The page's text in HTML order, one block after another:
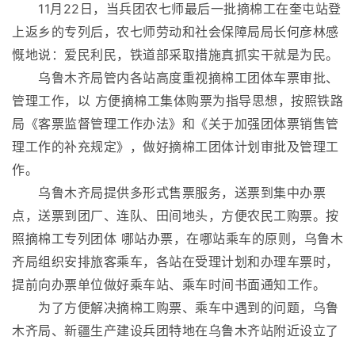
11月22日，当兵团农七师最后一批摘棉工在奎屯站登
上返乡的专列后，农七师劳动和社会保障局局长何彦林感
慨地说：爱民利民，铁道部采取措施真抓实干就是为民。
乌鲁木齐局管内各站高度重视摘棉工团体车票审批、
管理工作，以 方便摘棉工集体购票为指导思想，按照铁路
局《客票监督管理工作办法》和《关于加强团体票销售管
理工作的补充规定》，做好摘棉工团体计划审批及管理工
作。
乌鲁木齐局提供多形式售票服务，送票到集中办票
点，送票到团厂、连队、田间地头，方便农民工购票。按
照摘棉工专列团体 哪站办票，在哪站乘车的原则，乌鲁木
齐局组织安排旅客乘车，各站在受理计划和办理车票时，
提前向办票单位做好乘车站、乘车时间书面通知工作。
为了方便解决摘棉工购票、乘车中遇到的问题，乌鲁
木齐局、新疆生产建设兵团特地在乌鲁木齐站附近设立了